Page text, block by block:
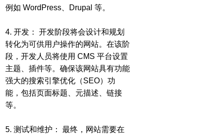
例如 WordPress、Drupal 等。
4. 开发： 开发阶段将会设计和规划
转化为可供用户操作的网站。在该阶
段，开发人员将使用 CMS 平台设置
主题、插件等。确保该网站具有功能
强大的搜索引擎优化（SEO）功
能，包括页面标题、元描述、链接
等。
5. 测试和维护： 最终，网站需要在